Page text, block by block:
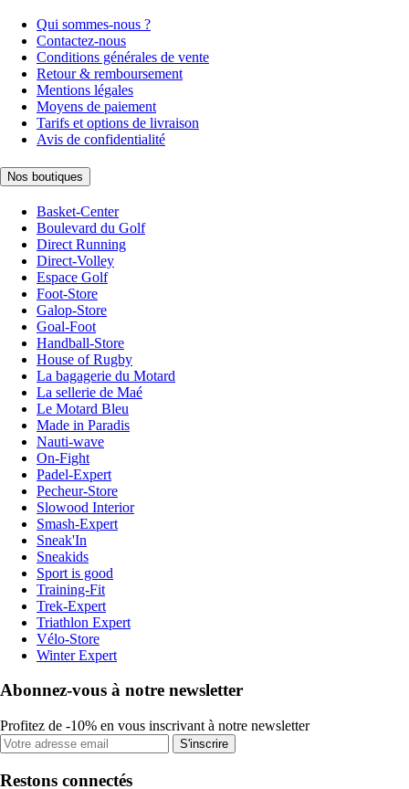
Qui sommes-nous ?
Contactez-nous
Conditions générales de vente
Retour & remboursement
Mentions légales
Moyens de paiement
Tarifs et options de livraison
Avis de confidentialité
Nos boutiques
Basket-Center
Boulevard du Golf
Direct Running
Direct-Volley
Espace Golf
Foot-Store
Galop-Store
Goal-Foot
Handball-Store
House of Rugby
La bagagerie du Motard
La sellerie de Maé
Le Motard Bleu
Made in Paradis
Nauti-wave
On-Fight
Padel-Expert
Pecheur-Store
Slowood Interior
Smash-Expert
Sneak'In
Sneakids
Sport is good
Training-Fit
Trek-Expert
Triathlon Expert
Vélo-Store
Winter Expert
Abonnez-vous à notre newsletter
Profitez de -10% en vous inscrivant à notre newsletter
S'inscrire
Restons connectés